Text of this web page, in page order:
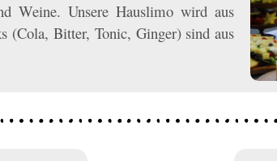
Weine. Unsere Hauslimo wird aus
(Cola, Bitter, Tonic, Ginger) sind aus